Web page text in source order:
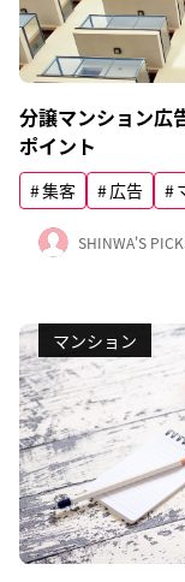
分譲マンション広
ポイント
集客 広告
SHINWA'S
マンション